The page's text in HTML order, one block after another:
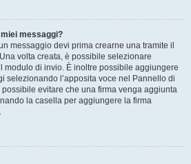
messaggi?
messaggio devi prima crearne una tramite il
volta creata, è possibile selezionare
modulo di invio. È inoltre possibile aggiungere
selezionando l’apposita voce nel Pannello di
evitare che una firma venga aggiunta
la casella per aggiungere la firma